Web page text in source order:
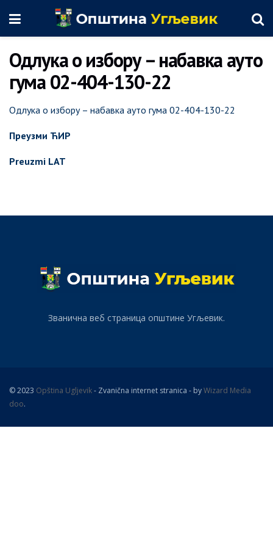
Одлука о избору – набавка ауто
гума 02-404-130-22
Одлука о избору – набавка ауто гума 02-404-130-22
Преузми ЋИР
Preuzmi LAT
Званична веб страница општине Угљевик.
© 2023 Opština Ugljevik- Zvanična internet stranica - byWizard Media
doo.